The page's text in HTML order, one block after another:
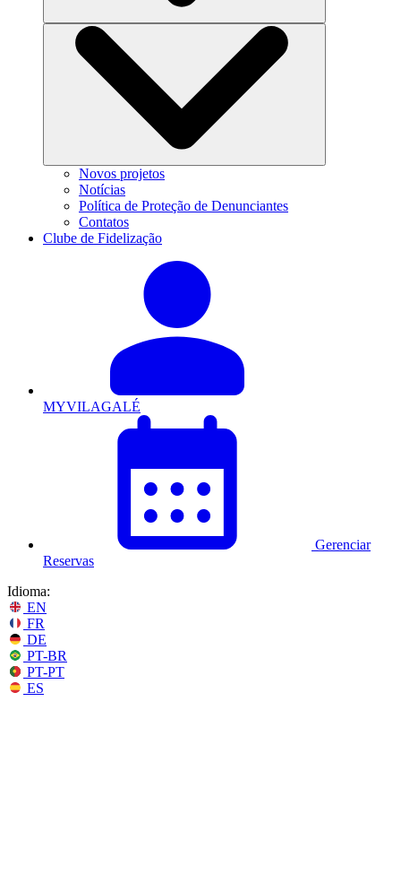
Novos projetos
Notícias
Política de Proteção de Denunciantes
Contatos
Clube de Fidelização
MYVILAGALÉ
Gerenciar
Reservas
Idioma:
EN
FR
DE
PT-BR
PT-PT
ES